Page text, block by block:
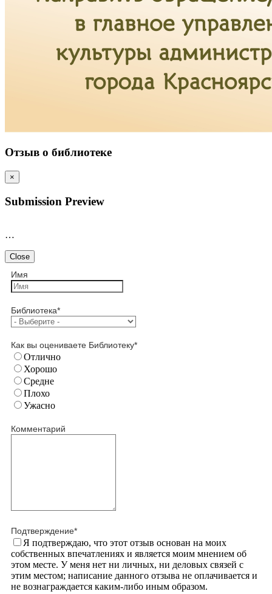
Отзыв о библиотеке
×
Submission Preview
…
Close
Имя
Библиотека*
Как вы оцениваете Библиотеку*
Отлично
Хорошо
Средне
Плохо
Ужасно
Комментарий
Подтверждение*
Я подтверждаю, что этот отзыв основан на моих
собственных впечатлениях и является моим мнением об
этом месте. У меня нет ни личных, ни деловых связей с
этим местом; написание данного отзыва не оплачивается и
не вознаграждается каким-либо иным образом.